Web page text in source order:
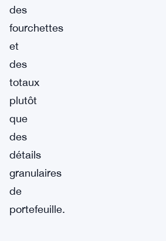
des
fourchettes
et
des
totaux
plutôt
que
des
détails
granulaires
de
portefeuille.